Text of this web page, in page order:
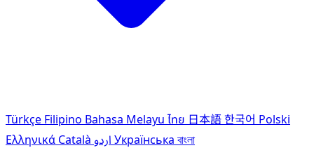
Türkçe Filipino Bahasa Melayu ไทย 日本語한국어 Polski
Ελληνικά Català Українська বাংলা